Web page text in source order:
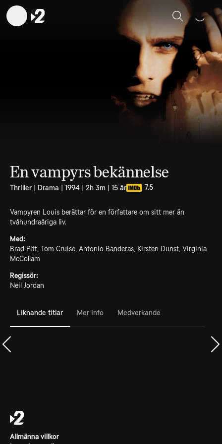
Sök
En vampyrs bekännelse
Thriller | Drama | 1994 | 2h 3m | 15 år 7.5
Vampyren Louis berättar för en författare om sitt mer än
tvåhundraåriga liv.
Med:
Brad Pitt, Tom Cruise, Antonio Banderas, Kirsten Dunst, Virginia
McCollam
Regissör:
Neil Jordan
Liknande titlar Mer info Medverkande
Allmänna villkor